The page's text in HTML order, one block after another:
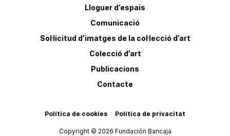
Lloguer d’espais
Comunicació
Sol·licitud d’imatges de la col·lecció d’art
Colecció d’art
Publicacions
Contacte
Política de cookies Política de privacitat
Copyright © 2026 Fundación Bancaja